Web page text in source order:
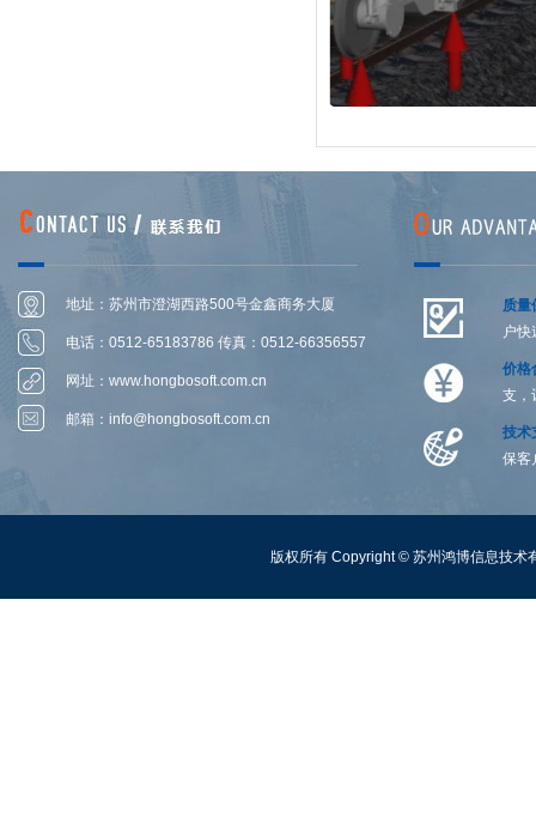
地址：苏州市澄湖西路500号金鑫商务大厦
1306-1314室
电话：0512-65183786 传真：0512-66356557
网址： www.hongbosoft.com.cn
邮箱： info@hongbosoft.com.cn
质量
户
价格
支，
技术
保客
版权所有 Copyright © 苏州鸿博信息技术